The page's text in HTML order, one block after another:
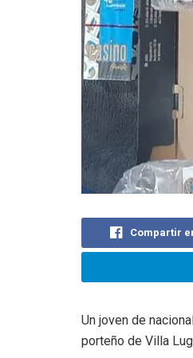
Compartir
Un joven de
porteño de Villa